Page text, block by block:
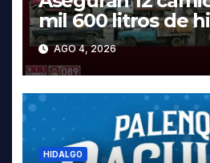
mil 600 litros de
y dos vehículos
Tula
AGO 4, 2026
HIDALGO